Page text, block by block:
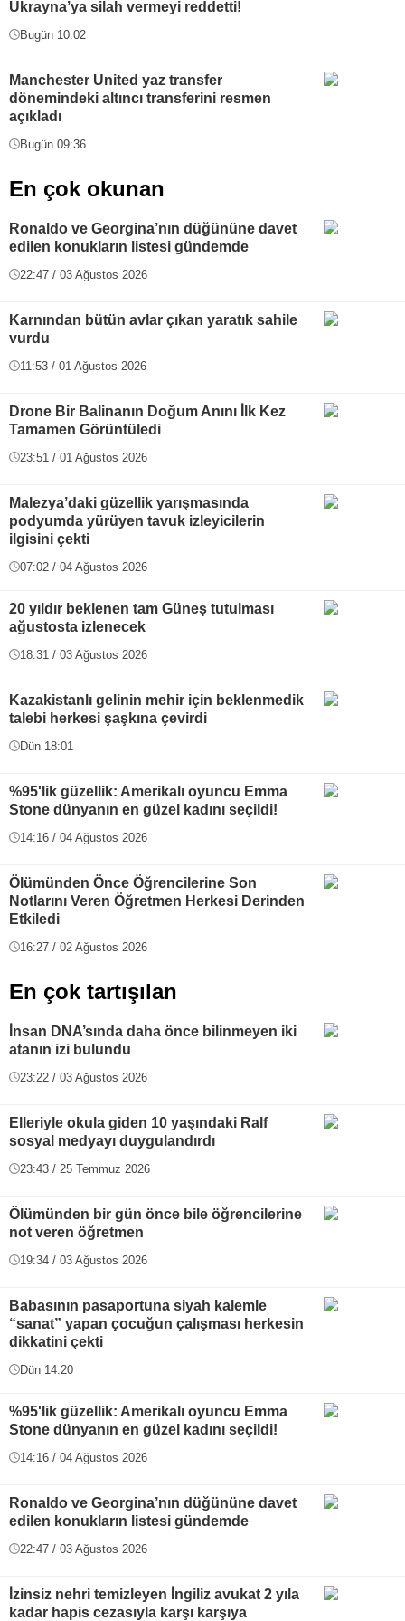
Ukrayna’ya silah vermeyi reddetti!
Bugün 10:02
Manchester United yaz transfer
dönemindeki altıncı transferini resmen
açıkladı
Bugün 09:36
En çok okunan
Ronaldo ve Georgina’nın düğününe davet
edilen konukların listesi gündemde
22:47 / 03 Ağustos 2026
Karnından bütün avlar çıkan yaratık sahile
vurdu
11:53 / 01 Ağustos 2026
Drone Bir Balinanın Doğum Anını İlk Kez
Tamamen Görüntüledi
23:51 / 01 Ağustos 2026
Malezya’daki güzellik yarışmasında
podyumda yürüyen tavuk izleyicilerin
ilgisini çekti
07:02 / 04 Ağustos 2026
20 yıldır beklenen tam Güneş tutulması
ağustosta izlenecek
18:31 / 03 Ağustos 2026
Kazakistanlı gelinin mehir için beklenmedik
talebi herkesi şaşkına çevirdi
Dün 18:01
%95'lik güzellik: Amerikalı oyuncu Emma
Stone dünyanın en güzel kadını seçildi!
14:16 / 04 Ağustos 2026
Ölümünden Önce Öğrencilerine Son
Notlarını Veren Öğretmen Herkesi Derinden
Etkiledi
16:27 / 02 Ağustos 2026
En çok tartışılan
İnsan DNA’sında daha önce bilinmeyen iki
atanın izi bulundu
23:22 / 03 Ağustos 2026
Elleriyle okula giden 10 yaşındaki Ralf
sosyal medyayı duygulandırdı
23:43 / 25 Temmuz 2026
Ölümünden bir gün önce bile öğrencilerine
not veren öğretmen
19:34 / 03 Ağustos 2026
Babasının pasaportuna siyah kalemle
“sanat” yapan çocuğun çalışması herkesin
dikkatini çekti
Dün 14:20
%95'lik güzellik: Amerikalı oyuncu Emma
Stone dünyanın en güzel kadını seçildi!
14:16 / 04 Ağustos 2026
Ronaldo ve Georgina’nın düğününe davet
edilen konukların listesi gündemde
22:47 / 03 Ağustos 2026
İzinsiz nehri temizleyen İngiliz avukat 2 yıla
kadar hapis cezasıyla karşı karşıya